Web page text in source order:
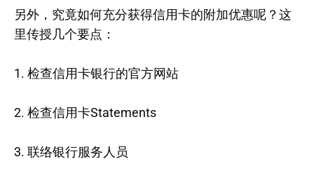
另外，究竟如何充分获得信用卡的附加优惠呢？这
里传授几个要点：
1. 检查信用卡银行的官方网站
2. 检查信用卡Statements
3. 联络银行服务人员